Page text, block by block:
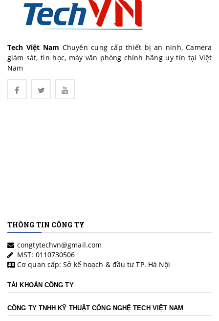
Tech Việt Nam Chuyên cung cấp thiết bị an ninh, Camera
giám sát, tin học, máy văn phòng chính hãng uy tín tại Việt
Nam
THÔNG TIN CÔNG TY
congtytechvn@gmail.com
MST: 0110730506
Cơ quan cấp: Sở kế hoạch & đầu tư TP. Hà Nội
TÀI KHOẢN CÔNG TY
CÔNG TY TNHH KỸ THUẬT CÔNG NGHỆ TECH VIỆT NAM